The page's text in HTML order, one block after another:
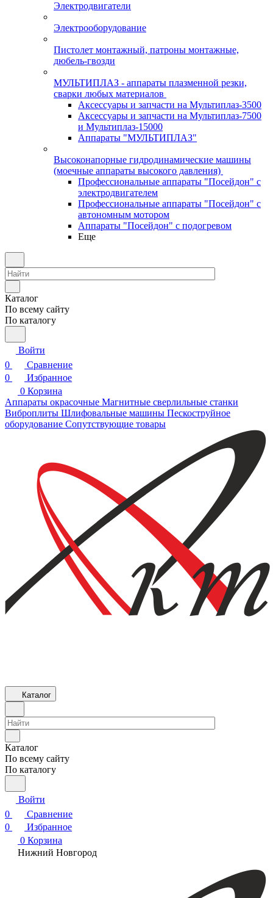
Электродвигатели
Электрооборудование
Пистолет монтажный, патроны монтажные,
дюбель-гвозди
МУЛЬТИПЛАЗ - аппараты плазменной резки,
сварки любых материалов
Аксессуары и запчасти на Мультиплаз-3500
Аксессуары и запчасти на Мультиплаз-7500
и Мультиплаз-15000
Аппараты "МУЛЬТИПЛАЗ"
Высоконапорные гидродинамические машины
(моечные аппараты высокого давления)
Профессиональные аппараты "Посейдон" с
электродвигателем
Профессиональные аппараты "Посейдон" с
автономным мотором
Аппараты "Посейдон" с подогревом
Еще
Каталог
По всему сайту
По каталогу
Войти
0
Сравнение
0
Избранное
0 Корзина
Аппараты окрасочные Магнитные сверлильные станки
Виброплиты Шлифовальные машины Пескоструйное
оборудование Сопутствующие товары
Каталог
Каталог
По всему сайту
По каталогу
Войти
0
Сравнение
0
Избранное
0 Корзина
Нижний Новгород